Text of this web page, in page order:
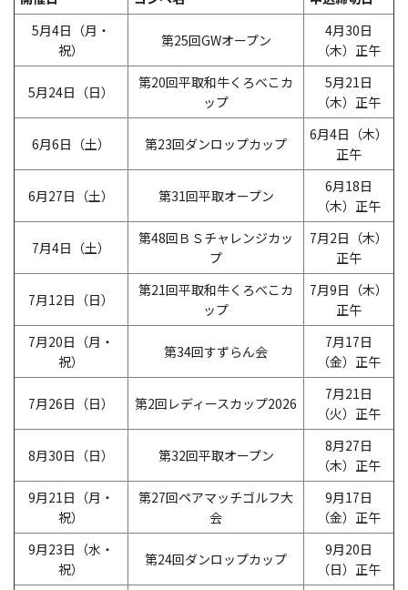
5月4日（月・
祝）
第25回GWオープン
4月30日
（木）正午
5月24日（日）
第20回平取和牛くろべこカ
ップ
5月21日
（木）正午
6月6日（土） 第23回ダンロップカップ
6月4日（木）
正午
6月27日（土） 第31回平取オープン
6月18日
（木）正午
7月4日（土）
第48回ＢＳチャレンジカッ
プ
7月2日（木）
正午
7月12日（日）
第21回平取和牛くろべこカ
ップ
7月9日（木）
正午
7月20日（月・
祝）
第34回すずらん会
7月17日
（金）正午
7月26日（日） 第2回レディースカップ2026
7月21日
（火）正午
8月30日（日） 第32回平取オープン
8月27日
（木）正午
9月21日（月・
祝）
第27回ペアマッチゴルフ大
会
9月17日
（金）正午
9月23日（水・
祝）
第24回ダンロップカップ
9月20日
（日）正午